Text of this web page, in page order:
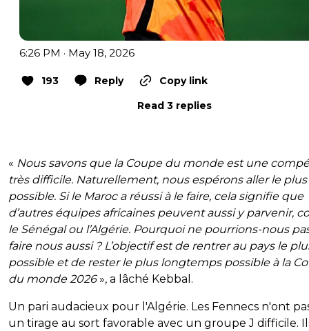
6:26 PM · May 18, 2026
193 Reply
Copy link
Read 3 replies
« Nous savons que la Coupe du monde est une
très difficile. Naturellement, nous espérons aller le
possible. Si le Maroc a réussi à le faire, cela signifie que
d’autres équipes africaines peuvent aussi y parvenir,
le Sénégal ou l’Algérie. Pourquoi ne pourrions-nous
faire nous aussi ? L’objectif est de rentrer au pays le
possible et de rester le plus longtemps possible à la
du monde 2026», a lâché Kebbal.
Un pari audacieux pour l'Algérie. Les Fennecs n'ont
un tirage au sort favorable avec un groupe J difficile.